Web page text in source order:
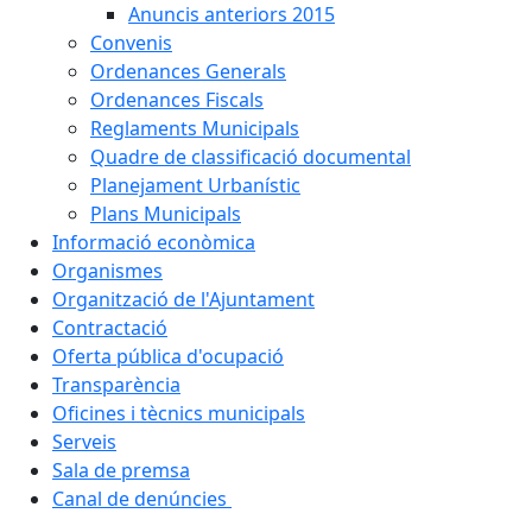
Anuncis anteriors 2015
Convenis
Ordenances Generals
Ordenances Fiscals
Reglaments Municipals
Quadre de classificació documental
Planejament Urbanístic
Plans Municipals
Informació econòmica
Organismes
Organització de l'Ajuntament
Contractació
Oferta pública d'ocupació
Transparència
Oficines i tècnics municipals
Serveis
Sala de premsa
Canal de denúncies